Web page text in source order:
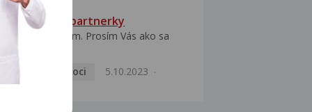
HPV typ 52 u partnerky
Dobrý deň prajem. Prosím Vás ako sa
Pohlavní nemoci
5.10.2023